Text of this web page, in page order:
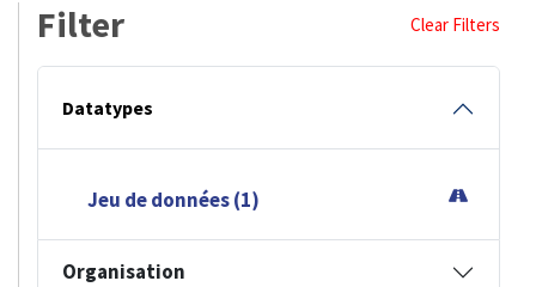
Filter Clear Filters
Datatypes
Jeu de données (1)
Organisation